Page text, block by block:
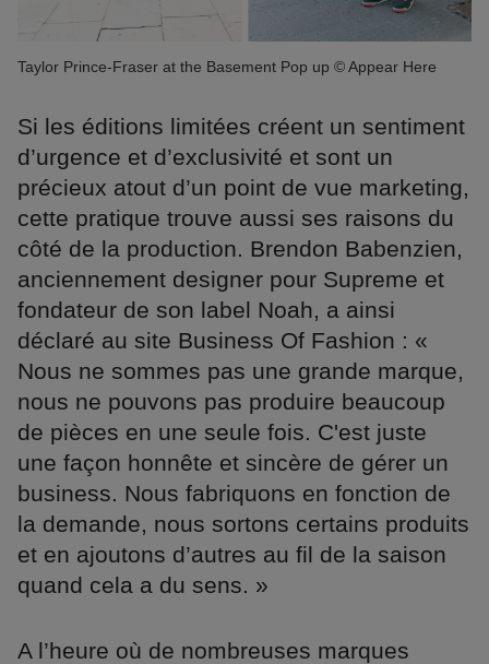
Taylor Prince-Fraser at the Basement Pop up © Appear Here
Si les éditions limitées créent un sentiment
d’urgence et d’exclusivité et sont un
précieux atout d’un point de vue marketing,
cette pratique trouve aussi ses raisons du
côté de la production. Brendon Babenzien,
anciennement designer pour Supreme et
fondateur de son label Noah, a ainsi
déclaré au site Business Of Fashion : «
Nous ne sommes pas une grande marque,
nous ne pouvons pas produire beaucoup
de pièces en une seule fois. C'est juste
une façon honnête et sincère de gérer un
business. Nous fabriquons en fonction de
la demande, nous sortons certains produits
et en ajoutons d’autres au fil de la saison
quand cela a du sens. »
A l’heure où de nombreuses marques